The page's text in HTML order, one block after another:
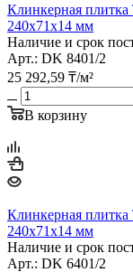
Клинкерная
240х71х14 мм
Наличие и срок
Арт.: DK 8401/2
25 292,59 ₸/м²
В корзину
Клинкерная плитка
240х71х14 мм
Наличие и срок
Арт.: DK 6401/2